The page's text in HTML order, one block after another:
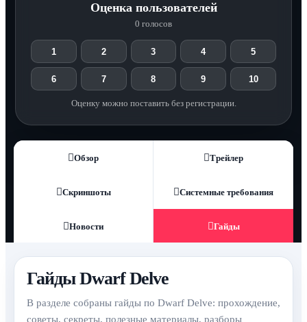
Оценка пользователей
0 голосов
1 2 3 4 5
6 7 8 9 10
Оценку можно поставить без регистрации.
Обзор Трейлер
Скриншоты Системные требования
Новости Гайды
Гайды Dwarf Delve
В разделе собраны гайды по Dwarf Delve: прохождение,
советы, секреты, полезные материалы, разборы